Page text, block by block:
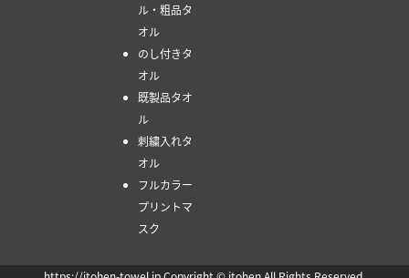
ル・粗品タ
オル
のし付きタ
オル
既製品タオ
ル
刺繍入れタ
オル
フルカラー
プリントマ
スク